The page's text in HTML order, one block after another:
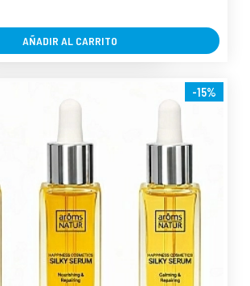
AÑADIR AL CARRITO
-15%